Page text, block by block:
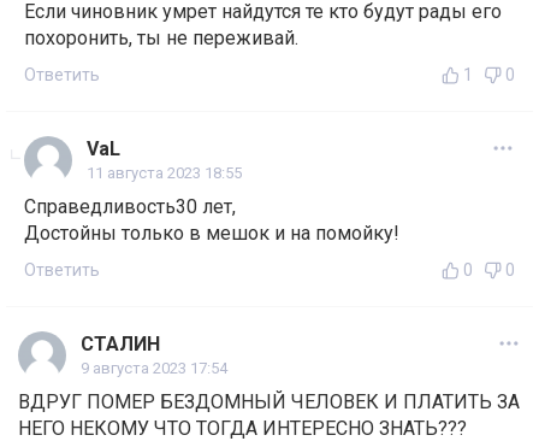
Если чиновник умрет найдутся те кто будут рады его
похоронить, ты не переживай.
Ответить 1 0
VaL
11 августа 2023 18:55
Справедливость30 лет,
Достойны только в мешок и на помойку!
Ответить 0 0
СТАЛИН
9 августа 2023 17:54
ВДРУГ ПОМЕР БЕЗДОМНЫЙ ЧЕЛОВЕК И ПЛАТИТЬ ЗА
НЕГО НЕКОМУ ЧТО ТОГДА ИНТЕРЕСНО ЗНАТЬ???